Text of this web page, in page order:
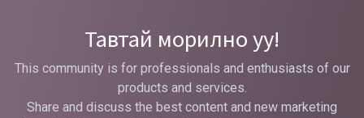
Тавтай морилно уу!
This community is for professionals and enthusiasts of our
products and services.
Share and discuss the best content and new marketing